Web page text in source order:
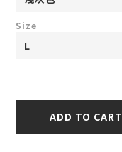
Size
ADD TO CART